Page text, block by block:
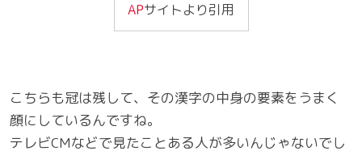
APサイトより引用
こちらも冠は残して、その漢字の中身の要素をうまく
顔にしているんですね。
テレビCMなどで見たことある人が多いんじゃないでし